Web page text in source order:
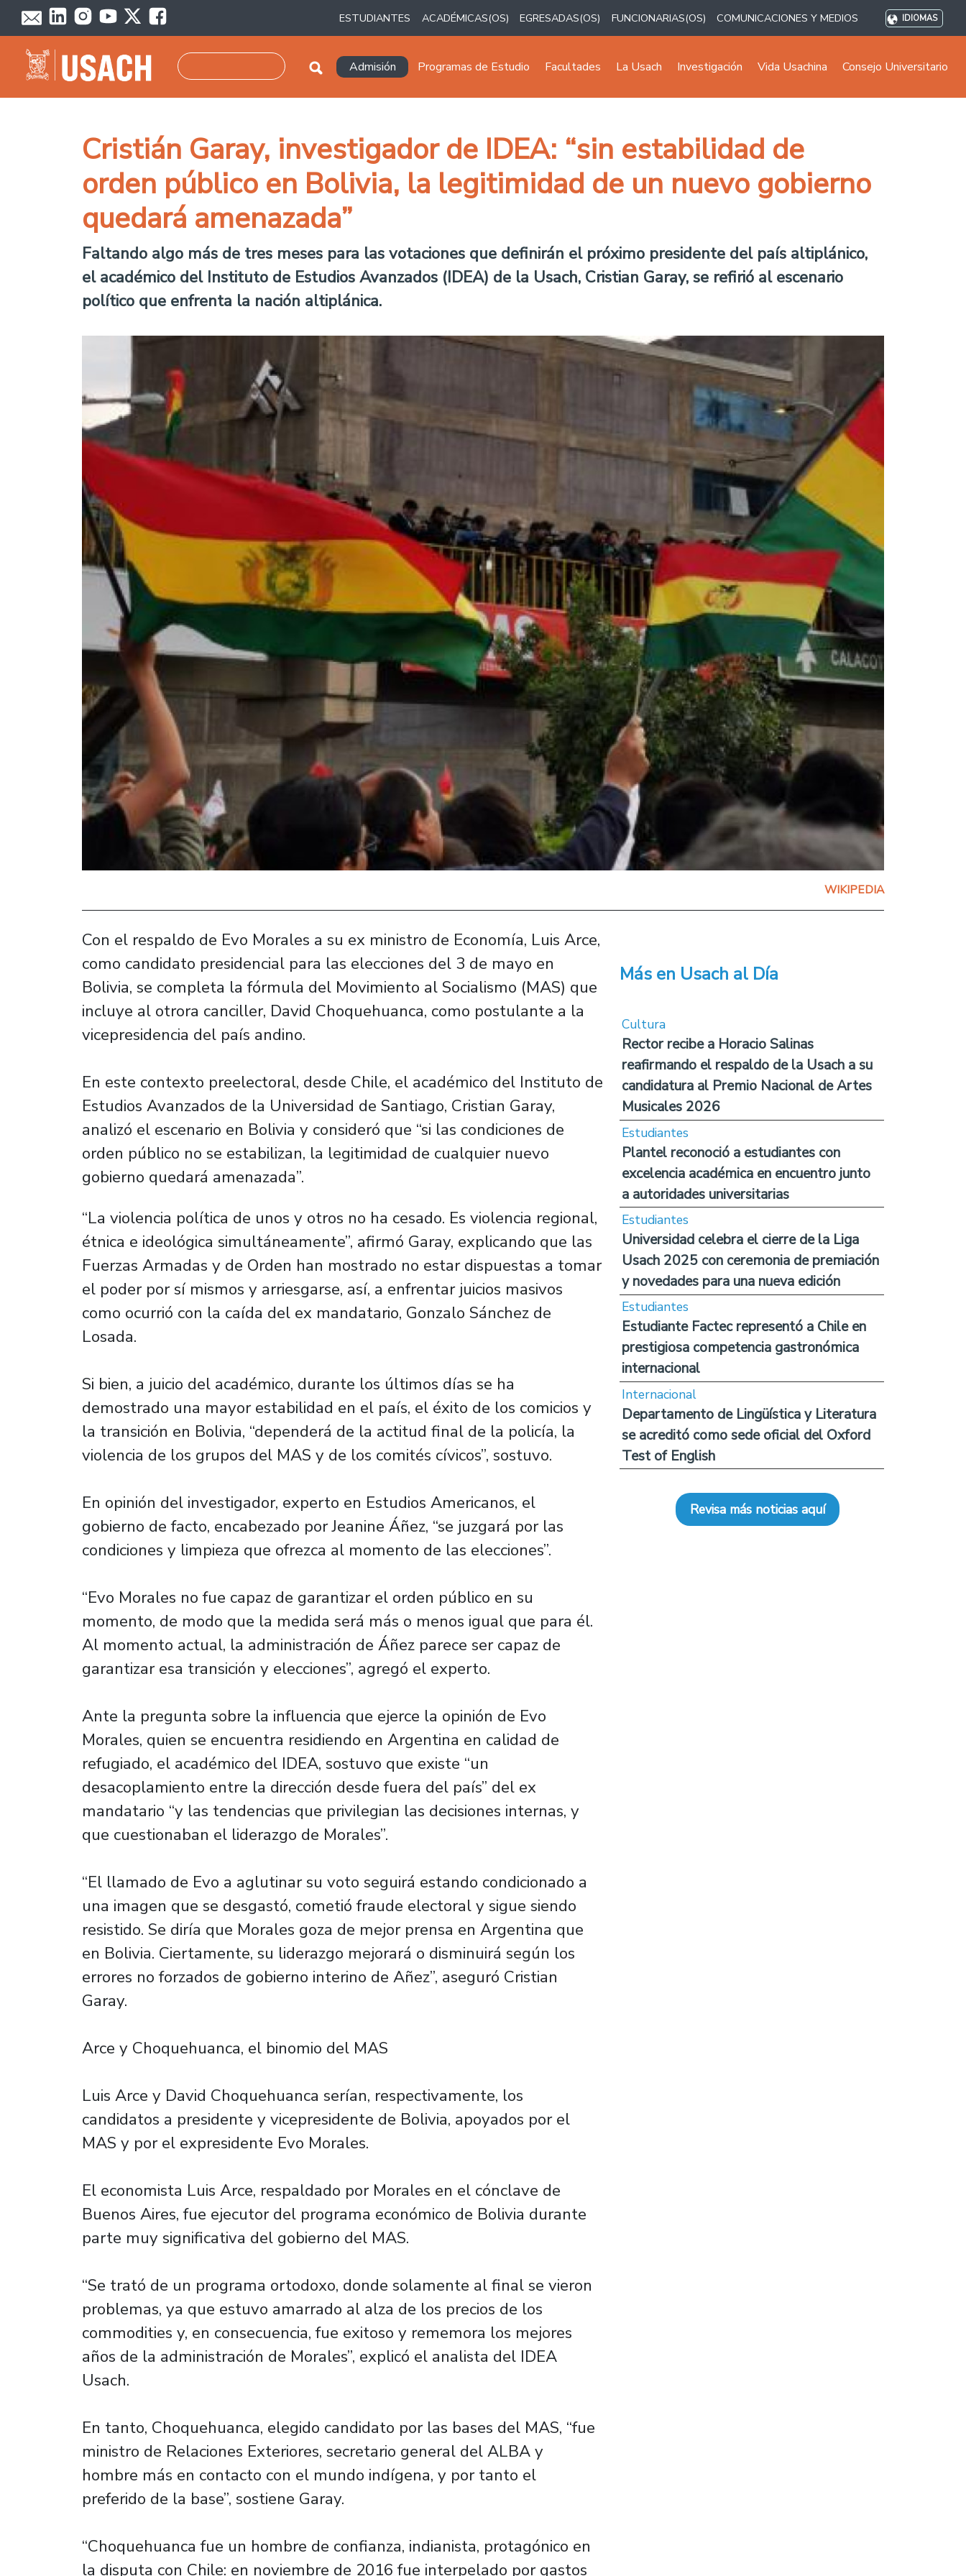
Pasar al contenido principal
ESTUDIANTES ACADÉMICAS(OS) EGRESADAS(OS) FUNCIONARIAS(OS) COMUNICACIONES Y MEDIOS IDIOMAS
Navegación principal
Admisión Programas de Estudio Facultades La Usach Investigación Vida Usachina Consejo Universitario
Cristián Garay, investigador de IDEA: “sin estabilidad de
orden público en Bolivia, la legitimidad de un nuevo gobierno
quedará amenazada”
Faltando algo más de tres meses para las votaciones que definirán el próximo presidente del país altiplánico,
el académico del Instituto de Estudios Avanzados (IDEA) de la Usach, Cristian Garay, se refirió al escenario
político que enfrenta la nación altiplánica.
WIKIPEDIA
Con el respaldo de Evo Morales a su ex ministro de Economía, Luis Arce,
como candidato presidencial para las elecciones del 3 de mayo en
Bolivia, se completa la fórmula del Movimiento al Socialismo (MAS) que
incluye al otrora canciller, David Choquehuanca, como postulante a la
vicepresidencia del país andino.
En este contexto preelectoral, desde Chile, el académico del Instituto de
Estudios Avanzados de la Universidad de Santiago, Cristian Garay,
analizó el escenario en Bolivia y consideró que “si las condiciones de
orden público no se estabilizan, la legitimidad de cualquier nuevo
gobierno quedará amenazada”.
“La violencia política de unos y otros no ha cesado. Es violencia regional,
étnica e ideológica simultáneamente”, afirmó Garay, explicando que las
Fuerzas Armadas y de Orden han mostrado no estar dispuestas a tomar
el poder por sí mismos y arriesgarse, así, a enfrentar juicios masivos
como ocurrió con la caída del ex mandatario, Gonzalo Sánchez de
Losada.
Si bien, a juicio del académico, durante los últimos días se ha
demostrado una mayor estabilidad en el país, el éxito de los comicios y
la transición en Bolivia, “dependerá de la actitud final de la policía, la
violencia de los grupos del MAS y de los comités cívicos”, sostuvo.
En opinión del investigador, experto en Estudios Americanos, el
gobierno de facto, encabezado por Jeanine Áñez, “se juzgará por las
condiciones y limpieza que ofrezca al momento de las elecciones”.
“Evo Morales no fue capaz de garantizar el orden público en su
momento, de modo que la medida será más o menos igual que para él.
Al momento actual, la administración de Áñez parece ser capaz de
garantizar esa transición y elecciones”, agregó el experto.
Ante la pregunta sobre la influencia que ejerce la opinión de Evo
Morales, quien se encuentra residiendo en Argentina en calidad de
refugiado, el académico del IDEA, sostuvo que existe “un
desacoplamiento entre la dirección desde fuera del país” del ex
mandatario “y las tendencias que privilegian las decisiones internas, y
que cuestionaban el liderazgo de Morales”.
“El llamado de Evo a aglutinar su voto seguirá estando condicionado a
una imagen que se desgastó, cometió fraude electoral y sigue siendo
resistido. Se diría que Morales goza de mejor prensa en Argentina que
en Bolivia. Ciertamente, su liderazgo mejorará o disminuirá según los
errores no forzados de gobierno interino de Añez”, aseguró Cristian
Garay.
Arce y Choquehuanca, el binomio del MAS
Luis Arce y David Choquehuanca serían, respectivamente, los
candidatos a presidente y vicepresidente de Bolivia, apoyados por el
MAS y por el expresidente Evo Morales.
El economista Luis Arce, respaldado por Morales en el cónclave de
Buenos Aires, fue ejecutor del programa económico de Bolivia durante
parte muy significativa del gobierno del MAS.
“Se trató de un programa ortodoxo, donde solamente al final se vieron
problemas, ya que estuvo amarrado al alza de los precios de los
commodities y, en consecuencia, fue exitoso y rememora los mejores
años de la administración de Morales”, explicó el analista del IDEA
Usach.
En tanto, Choquehuanca, elegido candidato por las bases del MAS, “fue
ministro de Relaciones Exteriores, secretario general del ALBA y
hombre más en contacto con el mundo indígena, y por tanto el
preferido de la base”, sostiene Garay.
“Choquehuanca fue un hombre de confianza, indianista, protagónico en
la disputa con Chile: en noviembre de 2016 fue interpelado por gastos
Más en Usach al Día
Cultura
Rector recibe a Horacio Salinas
reafirmando el respaldo de la Usach a su
candidatura al Premio Nacional de Artes
Musicales 2026
Estudiantes
Plantel reconoció a estudiantes con
excelencia académica en encuentro junto
a autoridades universitarias
Estudiantes
Universidad celebra el cierre de la Liga
Usach 2025 con ceremonia de premiación
y novedades para una nueva edición
Estudiantes
Estudiante Factec representó a Chile en
prestigiosa competencia gastronómica
internacional
Internacional
Departamento de Lingüística y Literatura
se acreditó como sede oficial del Oxford
Test of English
Revisa más noticias aquí